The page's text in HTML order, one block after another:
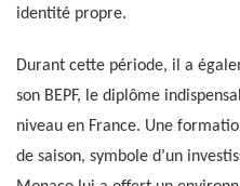
identité propre.
Durant cette période, il a
son BEPF, le diplôme
niveau en France. Une
de saison, symbole d’un